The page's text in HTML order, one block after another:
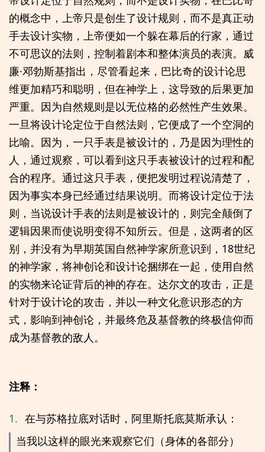
的概念中，上帝只是创生了设计规则，而不是真正动
手去设计实物，上帝便如一个躲在幕后的行家，通过
不可思议的法则，控制着剧本和整体演员的表演。威
廉·邓勃斯基指出，尽管看起来，巴比奇的设计论思
维更加精巧和聪明，但在神学上，这导致的后果更加
严重。因为自然规则是以无位格的必然性产生效果。
一旦将设计论定位于自然法则，它便成了一个空洞的
比喻。因为，一只手表是被设计的，乃是因为理性的
人，通过观察，可以看到这只手表被设计的过程和配
合的程序。通过这只手表，便把发明过程说清楚了，
因为事实本身已经通过结果说明。而将设计定位于法
则，当说设计手表的法则是被设计的，则完全颠倒了
逻辑因果而使说明变得不知所云。但是，这两者的区
别，并没有为早期英国自然神学家所意识到，18世纪
的神学家，将神创论和设计论捆绑在一起，使用自然
的实物来论证背后的神的存在。达尔文的攻击，正是
针对于设计论的攻击，并以一种文化意识形态的方
式，影响到神创论，并最终危及基督教的终极信仰而
成为基督教的敌人。
注释：
1. 在与苏格拉底对话时，阿里斯托底莫斯承认：
当我以这样的眼光来观察它们（身体的各部分）